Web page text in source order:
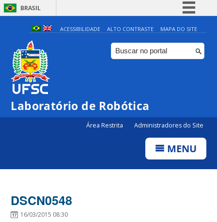
BRASIL
Simplifique!
Comunica BR
Participe
Canais
ACESSIBILIDADE ALTO CONTRASTE MAPA DO SITE
Laboratório de Robótica
Área Restrita Administradores do Site
MENU
DSCN0548
16/03/2015 08:30